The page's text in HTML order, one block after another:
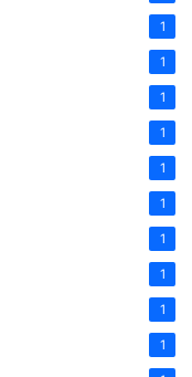
1
1
1
1
1
1
1
1
1
1